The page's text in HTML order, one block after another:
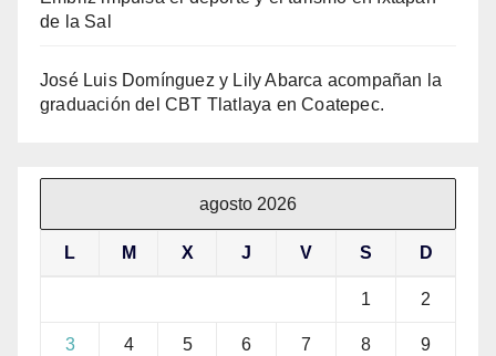
de la Sal
José Luis Domínguez y Lily Abarca acompañan la
graduación del CBT Tlatlaya en Coatepec.
agosto 2026
L M X J V S D
1 2
3 4 5 6 7 8 9